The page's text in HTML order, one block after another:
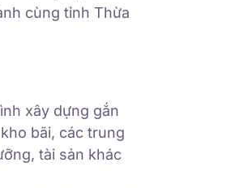
cùng tỉnh Thừa
xây dựng gắn
bãi, các trung
tài sản khác